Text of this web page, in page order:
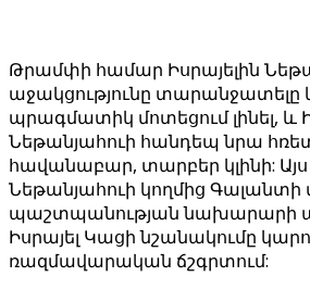
Թրամփի համար Իսրայելին
աջակցությունը տարանջատելը
պրագմատիկ մոտեցում լինել, և
Նեթանյահուի հանդեպ նրա
հավանաբար, տարբեր կլինի:
Նեթանյահուի կողմից
պաշտպանության նախարարի
Իսրայել Կացի նշանակումը
ռազմավարական ճշգրտում: